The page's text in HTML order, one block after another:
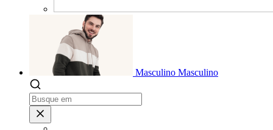
Masculino Masculino